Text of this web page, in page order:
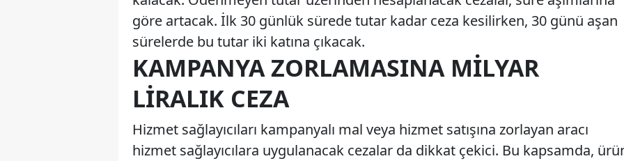
göre artacak. İlk 30 günlük sürede tutar kadar ceza kesilirken, 30 günü aşan
sürelerde bu tutar iki katına çıkacak.
KAMPANYA ZORLAMASINA MILYAR
LIRALIK CEZA
Hizmet sağlayıcıları kampanyalı mal veya hizmet satışına zorlayan aracı
hizmet sağlayıcılara uygulanacak cezalar da dikkat çekici. Bu kapsamda,